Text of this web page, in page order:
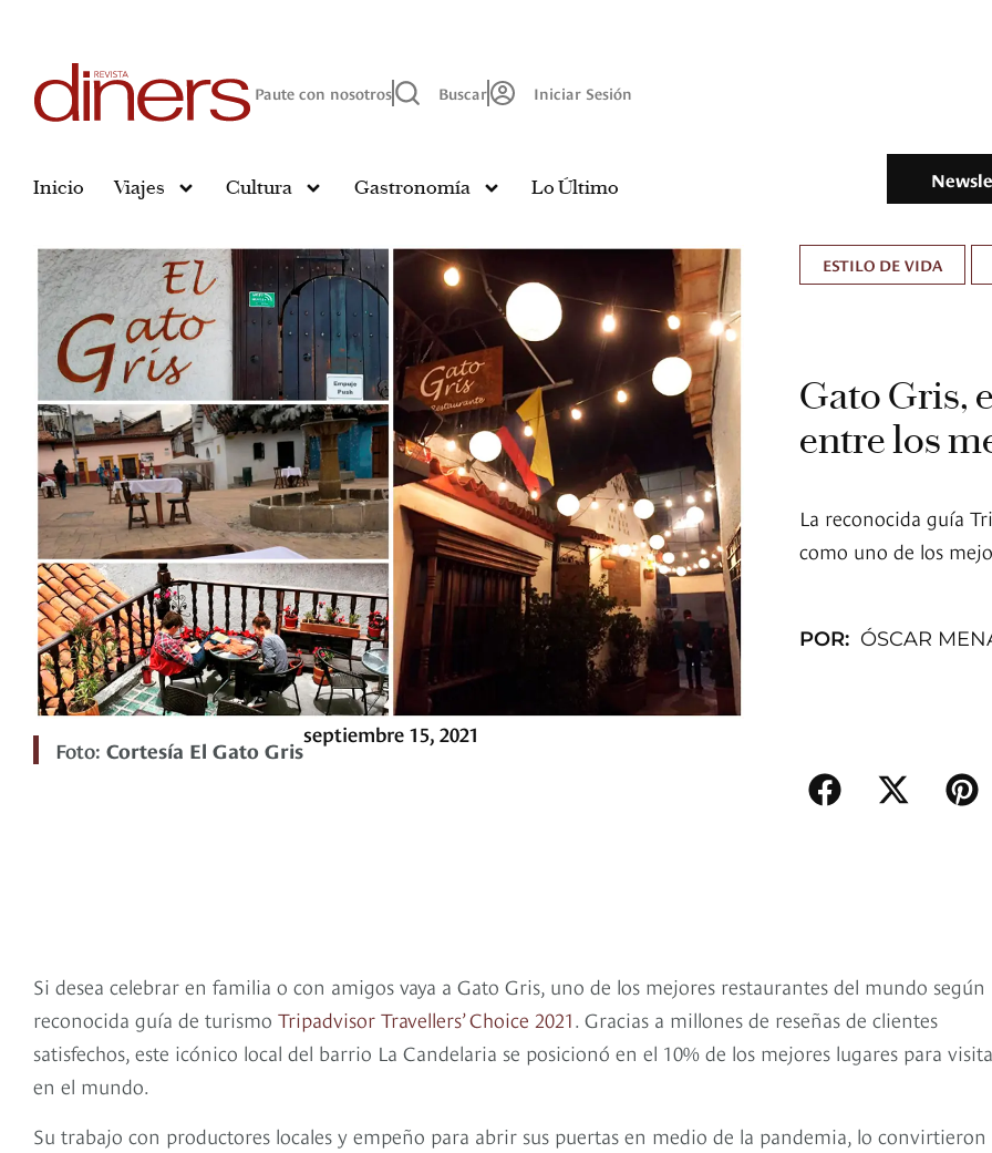
Paute con nosotros Buscar Iniciar Sesión
Inicio Viajes Cultura Gastronomía Lo Último
Foto: Cortesía El Gato Gris
septiembre 15, 2021
ESTILO DE VIDA
Gato Gris,
entre los
La reconocida guía
como uno de los
POR: ÓSCAR
Si desea celebrar en familia o con amigos vaya a Gato Gris, uno de los mejores restaurantes del mundo según
reconocida guía de turismo Tripadvisor Travellers’ Choice 2021. Gracias a millones de reseñas de clientes
satisfechos, este icónico local del barrio La Candelaria se posicionó en el 10% de los mejores lugares para
en el mundo.
Su trabajo con productores locales y empeño para abrir sus puertas en medio de la pandemia, lo convirtieron